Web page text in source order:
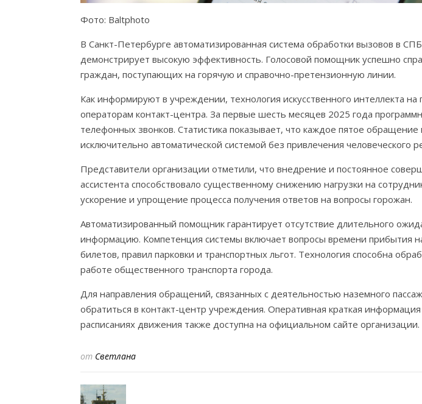
Фото: Baltphoto
В Санкт-Петербурге автоматизированная система обработки вызовов в
демонстрирует высокую эффективность. Голосовой помощник успешно
граждан, поступающих на горячую и справочно-претензионную линии.
Как информируют в учреждении, технология искусственного интеллекта
операторам контакт-центра. За первые шесть месяцев 2025 года
телефонных звонков. Статистика показывает, что каждое пятое
исключительно автоматической системой без привлечения человеческого
Представители организации отметили, что внедрение и постоянное
ассистента способствовало существенному снижению нагрузки на
ускорение и упрощение процесса получения ответов на вопросы горожан.
Автоматизированный помощник гарантирует отсутствие длительного
информацию. Компетенция системы включает вопросы времени прибытия
билетов, правил парковки и транспортных льгот. Технология способна
работе общественного транспорта города.
Для направления обращений, связанных с деятельностью наземного
обратиться в контакт-центр учреждения. Оперативная краткая
расписаниях движения также доступна на официальном сайте организации.
от Светлана